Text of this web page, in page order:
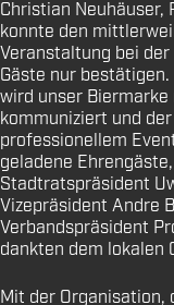
Christian Neuhäuser,
konnte den
Veranstaltung bei
Gäste nur
wird unser
kommuniziert und
professionellem
geladene
Stadtratspräsident
Vizepräsident Andre
Verbandspräsident
dankten dem lokalen
Mit der Organisation,